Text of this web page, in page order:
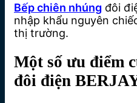
Bếp chiên nhúng đôi
nhập khẩu nguyên
thị trường.
Một số ưu điểm
đôi điện